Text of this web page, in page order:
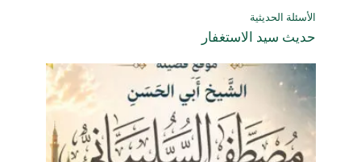
الأسئلة الحديثية
حديث سيد الاستغفار